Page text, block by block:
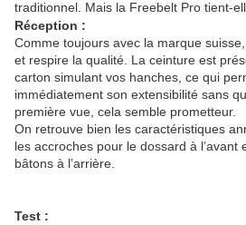
traditionnel. Mais la Freebelt Pro tient-
Réception :
Comme toujours avec la marque
et respire la qualité. La ceinture est
carton simulant vos hanches, ce qui
immédiatement son extensibilité sans
première vue, cela semble prometteur.
On retrouve bien les caractéristiques
les accroches pour le dossard à l’avant
bâtons à l’arrière.
Test :